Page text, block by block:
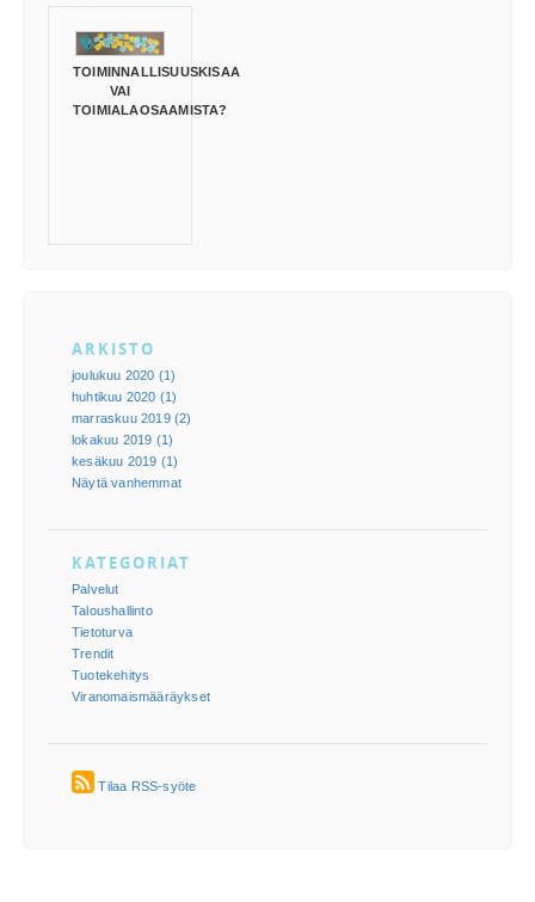
TOIMINNALLISUUSKISAA
VAI
TOIMIALAOSAAMISTA?
ARKISTO
joulukuu 2020 (1)
huhtikuu 2020 (1)
marraskuu 2019 (2)
lokakuu 2019 (1)
kesäkuu 2019 (1)
Näytä vanhemmat
KATEGORIAT
Palvelut
Taloushallinto
Tietoturva
Trendit
Tuotekehitys
Viranomaismääräykset
Tilaa RSS-syöte